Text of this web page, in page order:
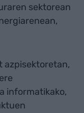
sektorean
azpisektoretan,
informatikako,